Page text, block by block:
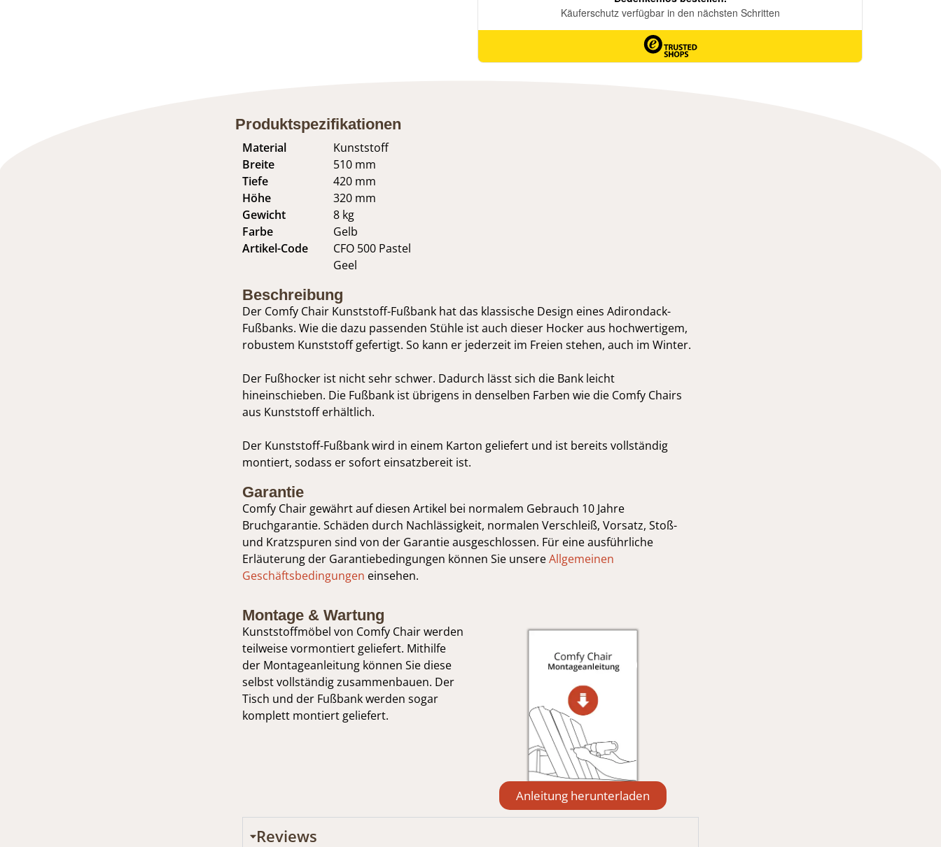
Produktspezifikationen
Material
Breite
Tiefe
Höhe
Gewicht
Farbe
Artikel-Code
Kunststoff
510 mm
420 mm
320 mm
8 kg
Gelb
CFO 500 Pastel
Geel
Beschreibung
Der Comfy Chair Kunststoff-Fußbank hat das klassische Design eines Adirondack-
Fußbanks. Wie die dazu passenden Stühle ist auch dieser Hocker aus hochwertigem,
robustem Kunststoff gefertigt. So kann er jederzeit im Freien stehen, auch im Winter.
Der Fußhocker ist nicht sehr schwer. Dadurch lässt sich die Bank leicht
hineinschieben. Die Fußbank ist übrigens in denselben Farben wie die Comfy Chairs
aus Kunststoff erhältlich.
Der Kunststoff-Fußbank wird in einem Karton geliefert und ist bereits vollständig
montiert, sodass er sofort einsatzbereit ist.
Garantie
Comfy Chair gewährt auf diesen Artikel bei normalem Gebrauch 10 Jahre
Bruchgarantie. Schäden durch Nachlässigkeit, normalen Verschleiß, Vorsatz, Stoß-
und Kratzspuren sind von der Garantie ausgeschlossen. Für eine ausführliche
Erläuterung der Garantiebedingungen können Sie unsereAllgemeinen
Geschäftsbedingungen einsehen.
Montage & Wartung
Kunststoffmöbel von Comfy Chair werden
teilweise vormontiert geliefert. Mithilfe
der Montageanleitung können Sie diese
selbst vollständig zusammenbauen. Der
Tisch und der Fußbank werden sogar
komplett montiert geliefert.
Anleitung herunterladen
Reviews